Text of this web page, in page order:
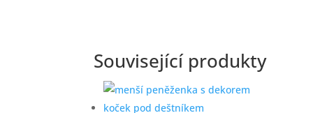
Související produkty